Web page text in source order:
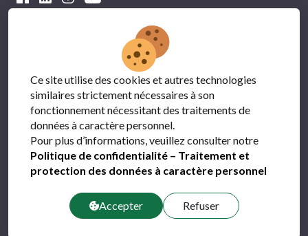
Avec le soutien financier du
FAQ
Contact
Ce site utilise des cookies et autres technologies
similaires strictement nécessaires à son
fonctionnement nécessitant des traitements de
données à caractère personnel.
Pour plus d’informations, veuillez consulter notre
Politique de confidentialité – Traitement et
protection des données à caractère personnel
Accepter Refuser